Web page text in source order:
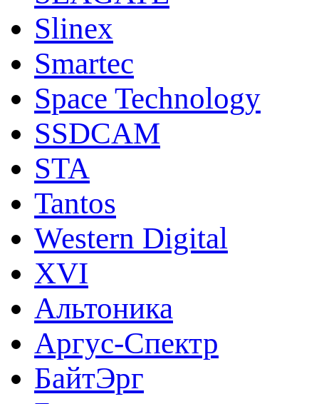
Slinex
Smartec
Space Technology
SSDCAM
STA
Tantos
Western Digital
XVI
Альтоника
Аргус-Спектр
БайтЭрг